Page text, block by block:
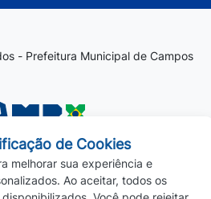
- Prefeitura Municipal de Campos
de Cookies
melhorar sua experiência e
Ao aceitar, todos os